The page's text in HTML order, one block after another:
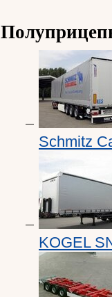
Schmitz
KOGEL